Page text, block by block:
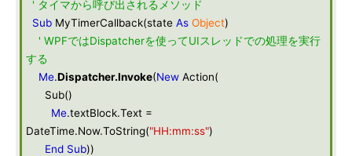
' タイマから呼び出されるメソッド
Sub MyTimerCallback(state As Object)
' WPFではDispatcherを使ってUIスレッドでの処理を実行
する
Me.Dispatcher.Invoke(New Action(
Sub()
Me.textBlock.Text =
DateTime.Now.ToString("HH:mm:ss")
End Sub))